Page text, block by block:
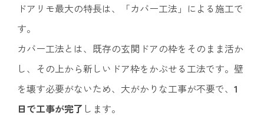
ドアリモ最大の特長は、「カバー工法」による施工で
す。
カバー工法とは、既存の玄関ドアの枠をそのまま活か
し、その上から新しいドア枠をかぶせる工法です。壁
を壊す必要がないため、大がかりな工事が不要で、 1
日で工事が完了 します。